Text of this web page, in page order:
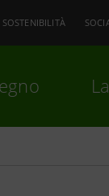
SOSTENIBILITÀ